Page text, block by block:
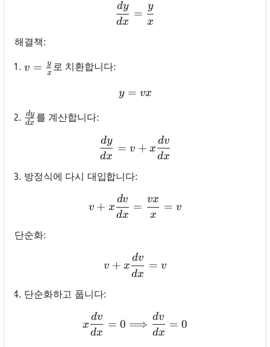
\frac{d y}{d
dx
dy
=
x
y
해결책:
v=\frac{y}{x}
v = x
y 로 치환합니다:
y=v x
y = vx
\frac{d y}{d x}
dx
dy 를 계산합니다:
\frac{d y}{d x}=v+x
dx
dy
= v + x
dx
dv
방정식에 다시 대입합니다:
v+x \frac{d v}{d
v + x
dx
dv
=
x
vx
= v
단순화:
v+x \frac{d v}{d x}=v
v + x
dx
dv
= v
단순화하고 풉니다:
x \frac{d v}{d x}=0
x
dx
dv
= 0 ⟹
dx
dv
= 0